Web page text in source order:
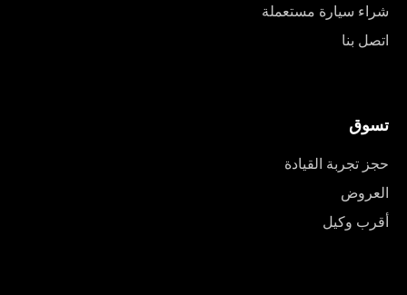
شراء سيارة مستعملة
اتصل بنا
تسوق
حجز تجربة القيادة
العروض
أقرب وكيل